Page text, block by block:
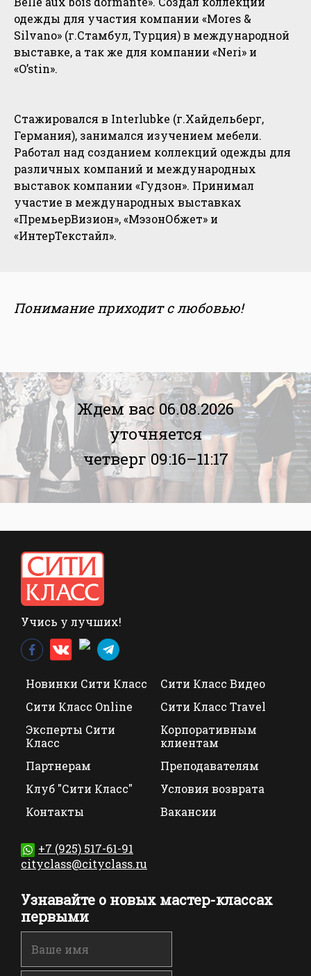
одежды для участия компании «Mores &
Silvano» (г.Стамбул, Турция) в международной
выставке, а так же для компании «Neri» и
«O’stin».
Стажировался в Interlubke (г.Хайдельберг,
Германия), занимался изучением мебели.
Работал над созданием коллекций одежды для
различных компаний и международных
выставок компании «Гудзон». Принимал
участие в международных выставках
«ПремьерВизион», «МэзонОбжет» и
«ИнтерТекстайл».
Понимание приходит с любовью!
Ждем вас 06.08.2026
уточняется
четверг 09:16–11:17
Учись у лучших!
Новинки Сити Класс
Сити Класс Видео
Сити Класс Online
Сити Класс Travel
Эксперты Сити
Класс
Корпоративным
клиентам
Партнерам
Преподавателям
Клуб "Сити Класс"
Условия возврата
Контакты
Вакансии
+7 (925) 517-61-91
cityclass@cityclass.ru
Узнавайте о новых мастер-классах
первыми